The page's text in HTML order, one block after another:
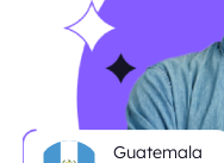
Guatemala